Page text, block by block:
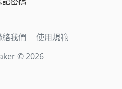
絡我們
使用規範
© 2026